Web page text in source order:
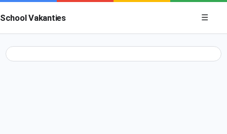
School Vakanties
Menu
☰